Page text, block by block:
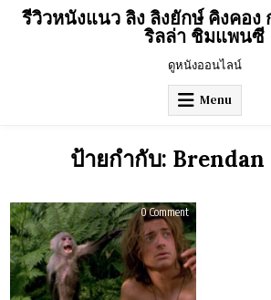
Skipรีวิวหนังแนว ลิง ลิงยักษ์ คิงคอง
ริลล่า ชิมแพนซี
ดูหนังออนไลน์
Menu
ป้ายกำกับ: Brendan
0 Commenton
รีวิว
George
of
the
Jungle
(1997)